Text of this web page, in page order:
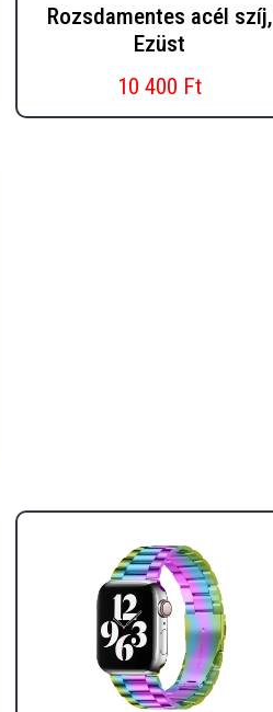
Rozsdamentes acél szíj,
Ezüst
10 400 Ft